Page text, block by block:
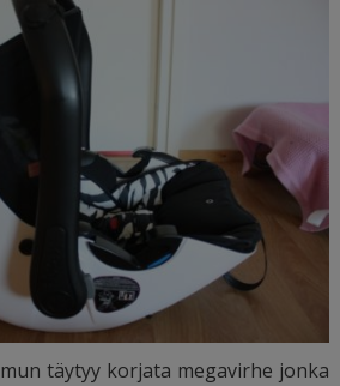
täytyy korjata megavirhe jonka